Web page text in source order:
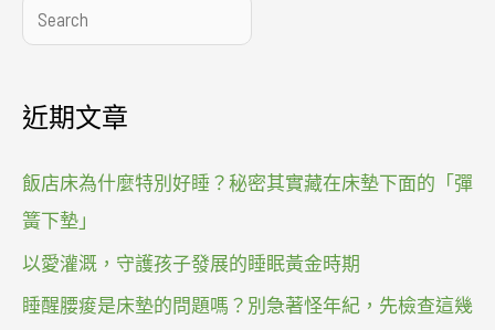
搜
尋
近期文章
飯店床為什麼特別好睡？秘密其實藏在床墊下面的「彈
簧下墊」
以愛灌溉，守護孩子發展的睡眠黃金時期
睡醒腰痠是床墊的問題嗎？別急著怪年紀，先檢查這幾